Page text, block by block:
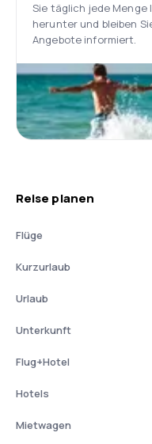
Sie täglich jede Menge
herunter und bleiben
Angebote informiert.
Reise planen
Flüge
Kurzurlaub
Urlaub
Unterkunft
Flug+Hotel
Hotels
Mietwagen